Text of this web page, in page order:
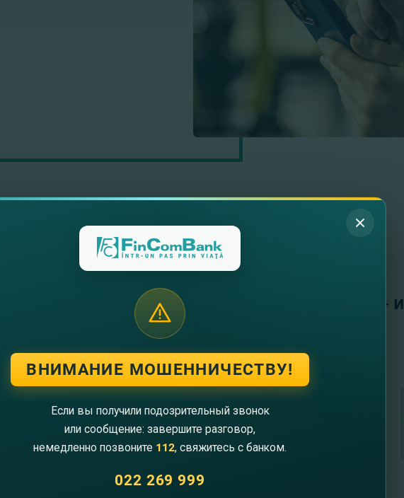
Общий призовой фонд — 72 000 леев
из победителей! Участвуйте сейчас — и
деньги в течение всего года.
ВНИМАНИЕ МОШЕННИЧЕСТВУ!
Если вы получили подозрительный звонок
или сообщение: завершите разговор,
немедленно позвоните 112, свяжитесь с банком.
022 269 999